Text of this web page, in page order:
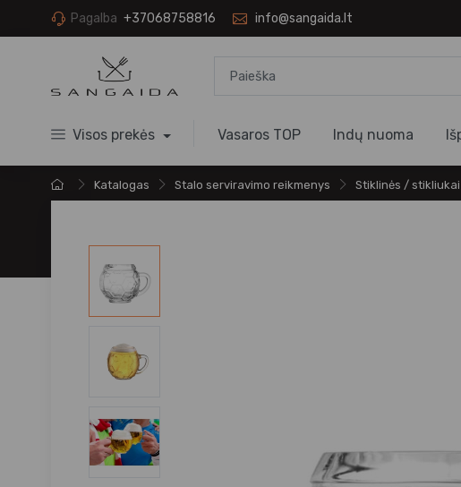
Pagalba +37068758816 info@sangaida.lt
Visos prekės Vasaros TOP Indų nuoma
Katalogas Stalo serviravimo reikmenys Stiklinės /